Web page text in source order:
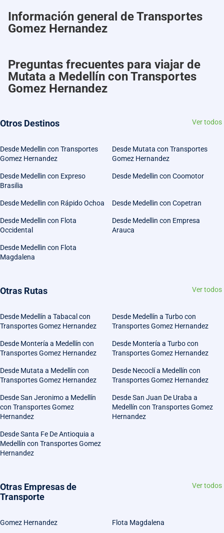
Información general de Transportes
Gomez Hernandez
Preguntas frecuentes para viajar de
Mutata a Medellín con Transportes
Gomez Hernandez
Otros Destinos Ver todos
Desde Medellin con Transportes
Gomez Hernandez
Desde Mutata con Transportes
Gomez Hernandez
Desde Medellin con Expreso
Brasilia
Desde Medellin con Coomotor
Desde Medellin con Rápido Ochoa Desde Medellin con Copetran
Desde Medellin con Flota
Occidental
Desde Medellin con Empresa
Arauca
Desde Medellin con Flota
Magdalena
Otras Rutas Ver todos
Desde Medellín a Tabacal con
Transportes Gomez Hernandez
Desde Medellín a Turbo con
Transportes Gomez Hernandez
Desde Montería a Medellín con
Transportes Gomez Hernandez
Desde Montería a Turbo con
Transportes Gomez Hernandez
Desde Mutata a Medellín con
Transportes Gomez Hernandez
Desde Necoclí a Medellín con
Transportes Gomez Hernandez
Desde San Jeronimo a Medellín
con Transportes Gomez
Hernandez
Desde San Juan De Uraba a
Medellín con Transportes Gomez
Hernandez
Desde Santa Fe De Antioquia a
Medellín con Transportes Gomez
Hernandez
Otras Empresas de
Transporte
Ver todos
Gomez Hernandez Flota Magdalena